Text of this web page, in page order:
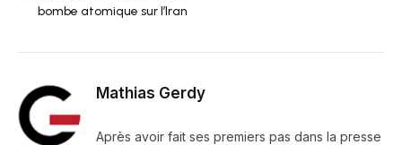
bombe atomique sur l’Iran
Mathias Gerdy
Après avoir fait ses premiers pas dans la presse